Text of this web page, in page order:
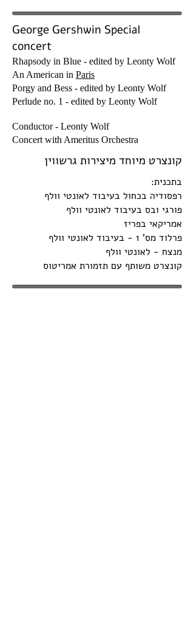
George Gershwin Special
concert
Rhapsody in Blue - edited by Leonty Wolf
An American in Paris
Porgy and Bess - edited by Leonty Wolf
Perlude no. 1 - edited by Leonty Wolf
Conductor - Leonty Wolf
Concert with Ameritus Orchestra
קונצרט מיוחד מיצירות גרשווין
בתכנית:
רפסודיה בכחול בעיבוד לאונטי וולף
פורגי ובס בעיבוד לאונטי וולף
אמריקאי בפריז
פרלוד מס' 1 - בעיבוד לאונטי וולף
מנצח - לאונטי וולף
קונצרט משותף עם תזמורת אמריטוס